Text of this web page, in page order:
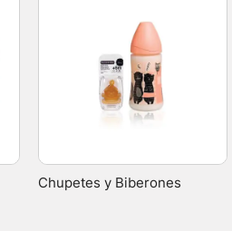
Chupetes y Biberones